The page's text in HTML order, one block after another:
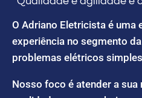
O Adriano Eletricista é uma
experiência no segmento
problemas elétricos
Nosso foco é atender a sua